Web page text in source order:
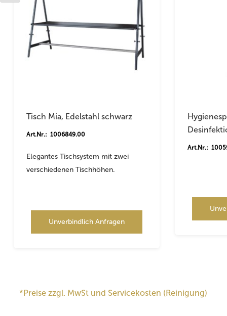
Tisch Mia, Edelstahl schwarz
Art.Nr.: 1006849.00
Elegantes Tischsystem mit zwei
verschiedenen Tischhöhen.
Unverbindlich Anfragen
Art.Nr.:
*Preise zzgl. MwSt und Servicekosten (Reinigung)